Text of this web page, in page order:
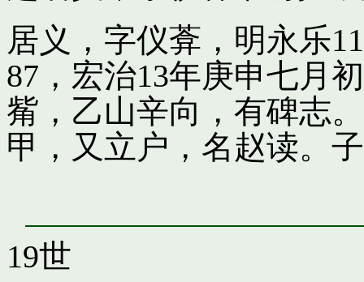
居义，字仪葊，明永乐
87，宏治13年庚申七月
觜，乙山辛向，有碑志
甲，又立户，名赵读。
19世